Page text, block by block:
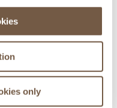
only
des Alpes
- Chambéry